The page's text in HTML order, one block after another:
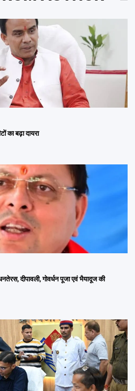
का बढ़ा दायरा
दीपावली, गोवर्धन पूजा एवं भैयादूज की